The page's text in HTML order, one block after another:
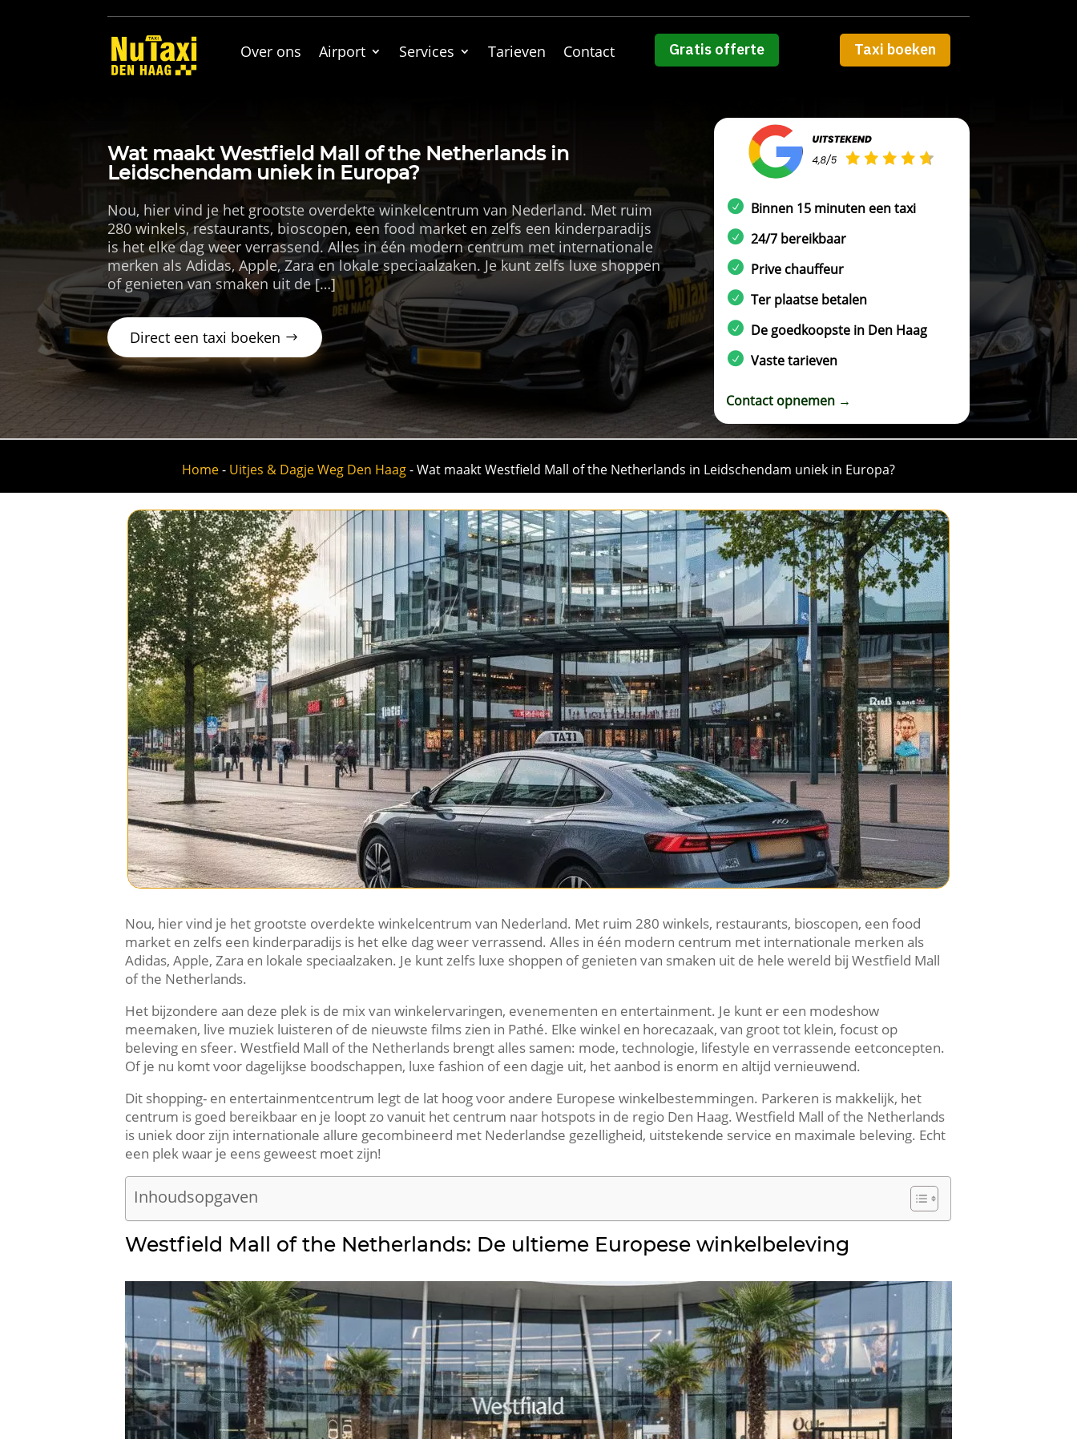
Over ons Airport Services Tarieven Contact Gratis offerte Taxi boeken
Wat maakt Westfield Mall of the Netherlands in
Leidschendam uniek in Europa?
Nou, hier vind je het grootste overdekte winkelcentrum van Nederland.​ Met ruim
280 winkels, restaurants, bioscopen, een food market en zelfs een kinderparadijs
is het elke dag weer verrassend.​ Alles in één modern centrum met internationale
merken als Adidas, Apple, Zara en lokale speciaalzaken.​ Je kunt zelfs luxe shoppen
of genieten van smaken uit de […]
Direct een taxi boeken
Binnen 15 minuten een taxi
24/7 bereikbaar
Prive chauffeur
Ter plaatse betalen
De goedkoopste in Den Haag
Vaste tarieven
Contact opnemen →
Home- Uitjes & Dagje Weg Den Haag-Wat maakt Westfield Mall of the Netherlands in Leidschendam uniek in Europa?
Nou, hier vind je het grootste overdekte winkelcentrum van Nederland.​ Met ruim 280 winkels, restaurants, bioscopen, een food
market en zelfs een kinderparadijs is het elke dag weer verrassend.​ Alles in één modern centrum met internationale merken als
Adidas, Apple, Zara en lokale speciaalzaken.​ Je kunt zelfs luxe shoppen of genieten van smaken uit de hele wereld bij Westfield Mall
of the Netherlands.​
Het bijzondere aan deze plek is de mix van winkelervaringen, evenementen en entertainment.​ Je kunt er een modeshow
meemaken, live muziek luisteren of de nieuwste films zien in Pathé.​ Elke winkel en horecazaak, van groot tot klein, focust op
beleving en sfeer.​ Westfield Mall of the Netherlands brengt alles samen: mode, technologie, lifestyle en verrassende eetconcepten.​
Of je nu komt voor dagelijkse boodschappen, luxe fashion of een dagje uit, het aanbod is enorm en altijd vernieuwend.​
Dit shopping- en entertainmentcentrum legt de lat hoog voor andere Europese winkelbestemmingen.​ Parkeren is makkelijk, het
centrum is goed bereikbaar en je loopt zo vanuit het centrum naar hotspots in de regio Den Haag.​ Westfield Mall of the Netherlands
is uniek door zijn internationale allure gecombineerd met Nederlandse gezelligheid, uitstekende service en maximale beleving.​ Echt
een plek waar je eens geweest moet zijn!
Inhoudsopgaven
Westfield Mall of the Netherlands: De ultieme Europese winkelbeleving